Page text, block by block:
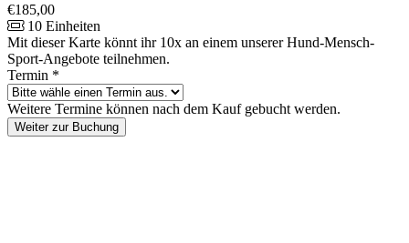
€185,00
10 Einheiten
Mit dieser Karte könnt ihr 10x an einem unserer Hund-Mensch-
Sport-Angebote teilnehmen.
Termin *
Weitere Termine können nach dem Kauf gebucht werden.
Weiter zur Buchung